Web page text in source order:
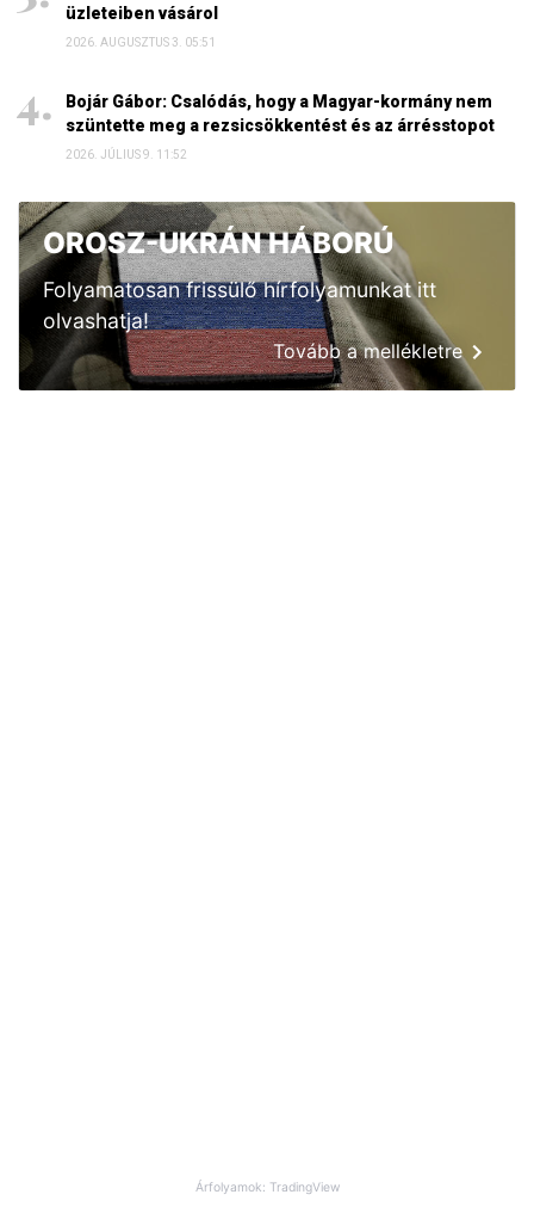
üzleteiben vásárol
2026. AUGUSZTUS 3. 05:51
Bojár Gábor: Csalódás, hogy a Magyar-kormány nem
szüntette meg a rezsicsökkentést és az árrésstopot
2026. JÚLIUS 9. 11:52
OROSZ-UKRÁN HÁBORÚ
Folyamatosan frissülő hírfolyamunkat itt
olvashatja!
Tovább a mellékletre
Árfolyamok: TradingView